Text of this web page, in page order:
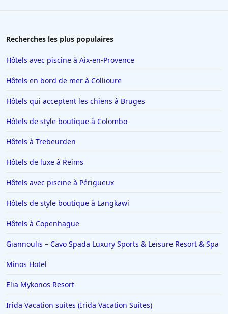
Recherches les plus populaires
Hôtels avec piscine à Aix-en-Provence
Hôtels en bord de mer à Collioure
Hôtels qui acceptent les chiens à Bruges
Hôtels de style boutique à Colombo
Hôtels à Trebeurden
Hôtels de luxe à Reims
Hôtels avec piscine à Périgueux
Hôtels de style boutique à Langkawi
Hôtels à Copenhague
Giannoulis – Cavo Spada Luxury Sports & Leisure Resort & Spa
Minos Hotel
Elia Mykonos Resort
Irida Vacation suites (Irida Vacation Suites)